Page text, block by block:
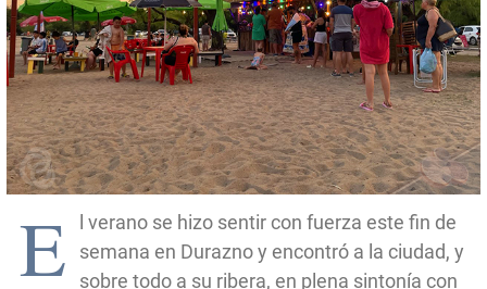
E
l verano se hizo sentir con fuerza este fin de
semana en Durazno y encontró a la ciudad, y
sobre todo a su ribera, en plena sintonía con